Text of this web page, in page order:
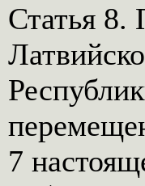
Статья 8.
7